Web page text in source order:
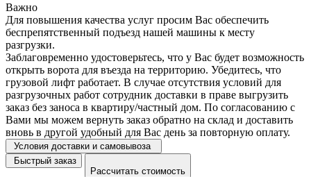
Важно
Для повышения качества услуг просим Вас обеспечить
беспрепятственный подъезд нашей машины к месту
разгрузки.
Заблаговременно удостоверьтесь, что у Вас будет возможность
открыть ворота для въезда на территорию. Убедитесь, что
грузовой лифт работает. В случае отсутствия условий для
разгрузочных работ сотрудник доставки в праве выгрузить
заказ без заноса в квартиру/частный дом. По согласованию с
Вами мы можем вернуть заказ обратно на склад и доставить
вновь в другой удобный для Вас день за повторную оплату.
Условия доставки и самовывоза
Быстрый заказ
Рассчитать стоимость